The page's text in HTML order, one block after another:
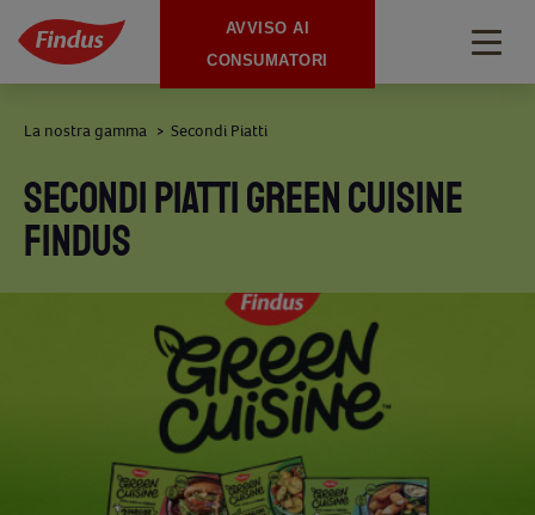
SECONDI PIATTI GREEN CUISINE
FINDUS
La nostra gamma > Secondi Piatti
AVVISO AI
CONSUMATORI